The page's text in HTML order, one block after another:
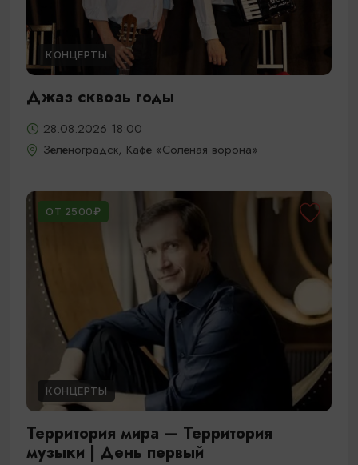
КОНЦЕРТЫ
Джаз сквозь годы
28.08.2026 18:00
Зеленоградск, Кафе «Соленая ворона»
ОТ 2500₽
КОНЦЕРТЫ
Территория мира — Территория
музыки | День первый